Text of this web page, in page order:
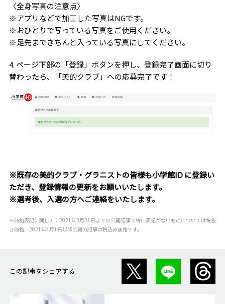
〈全身写真の注意点〉
※アプリなどで加工した写真はNGです。
※おひとりで写っている写真をご使用ください。
※足先まできちんと入っている写真にしてください。
4. ページ下部の「登録」ボタンを押し、登録完了画面に切り
替わったら、「美的クラブ」への応募完了です！
※既存の美的クラブ・グラニストの皆様も小学館ID に登録い
ただき、登録情報の更新をお願いいたします。
※選考後、入選の方へご連絡をいたします。
※価格表記に関して：2021年3月31日までの公開記事で特に表記がないものについては税抜
き価格、2021年4月1日以降公開の記事は税込み価格です。
この記事をシェアする